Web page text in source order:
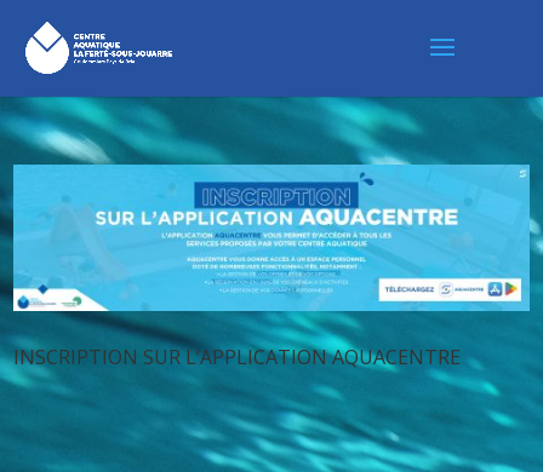
INSCRIPTION SUR L’APPLICATION AQUACENTRE